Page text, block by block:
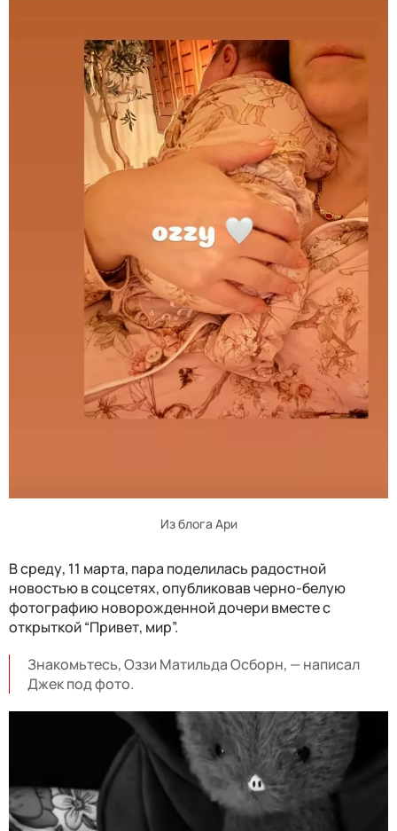
Из блога Ари
В среду, 11 марта, пара поделилась радостной
новостью в соцсетях, опубликовав черно-белую
фотографию новорожденной дочери вместе с
открыткой “Привет, мир”.
Знакомьтесь, Оззи Матильда Осборн, — написал
Джек под фото.